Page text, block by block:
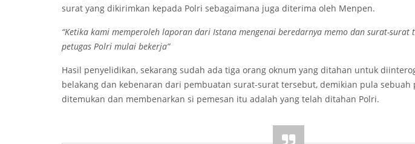
surat yang dikirimkan kepada Polri sebagaimana juga diterima oleh Menpen.
“Ketika kami memperoleh laporan dari Istana mengenai beredarnya memo dan surat-surat
petugas Polri mulai bekerja”
Hasil penyelidikan, sekarang sudah ada tiga orang oknum yang ditahan untuk
belakang dan kebenaran dari pembuatan surat-surat tersebut, demikian pula sebuah
ditemukan dan membenarkan si pemesan itu adalah yang telah ditahan Polri.